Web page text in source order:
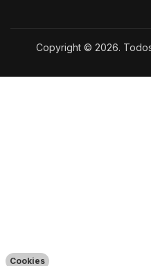
Copyright © 2026.
Cookies